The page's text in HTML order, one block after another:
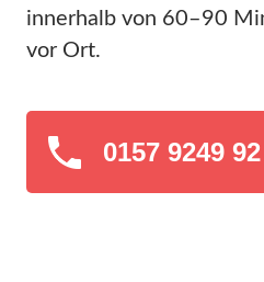
innerhalb von 60–90
vor Ort.
0157 9249